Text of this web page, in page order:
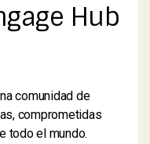
Hub
comunidad de
comprometidas
todo el mundo.